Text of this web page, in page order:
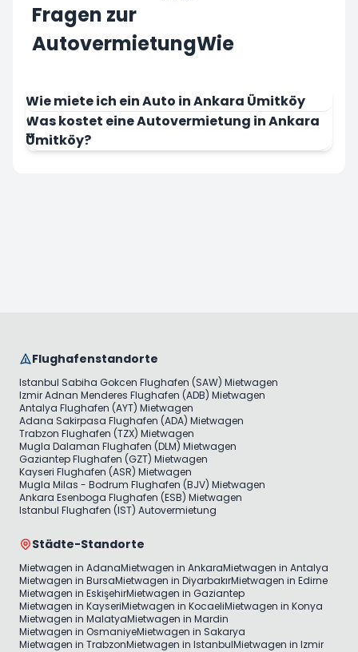
Fragen zur
AutovermietungWie
Wie miete ich ein Auto in Ankara Ümitköy
Was kostet eine Autovermietung in Ankara
Ümitköy?
Flughafenstandorte
Istanbul Sabiha Gokcen Flughafen (SAW) Mietwagen
Izmir Adnan Menderes Flughafen (ADB) Mietwagen
Antalya Flughafen (AYT) Mietwagen
Adana Sakirpasa Flughafen (ADA) Mietwagen
Trabzon Flughafen (TZX) Mietwagen
Mugla Dalaman Flughafen (DLM) Mietwagen
Gaziantep Flughafen (GZT) Mietwagen
Kayseri Flughafen (ASR) Mietwagen
Mugla Milas - Bodrum Flughafen (BJV) Mietwagen
Ankara Esenboga Flughafen (ESB) Mietwagen
Istanbul Flughafen (IST) Autovermietung
Städte-Standorte
Mietwagen in AdanaMietwagen in AnkaraMietwagen in Antalya
Mietwagen in BursaMietwagen in DiyarbakırMietwagen in Edirne
Mietwagen in EskişehirMietwagen in Gaziantep
Mietwagen in KayseriMietwagen in KocaeliMietwagen in Konya
Mietwagen in MalatyaMietwagen in Mardin
Mietwagen in OsmaniyeMietwagen in Sakarya
Mietwagen in TrabzonMietwagen in IstanbulMietwagen in Izmir